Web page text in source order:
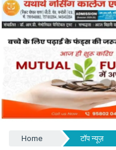
Home टॉप न्यूज़